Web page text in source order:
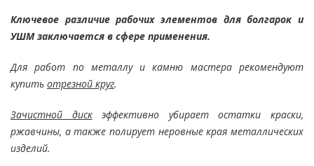
Ключевое различие рабочих элементов для болгарок и
УШМ заключается в сфере применения.
Для работ по металлу и камню мастера рекомендуют
купить отрезной круг.
Зачистной диск
эффективно убирает остатки краски,
ржавчины, а также полирует неровные края металлических
изделий.